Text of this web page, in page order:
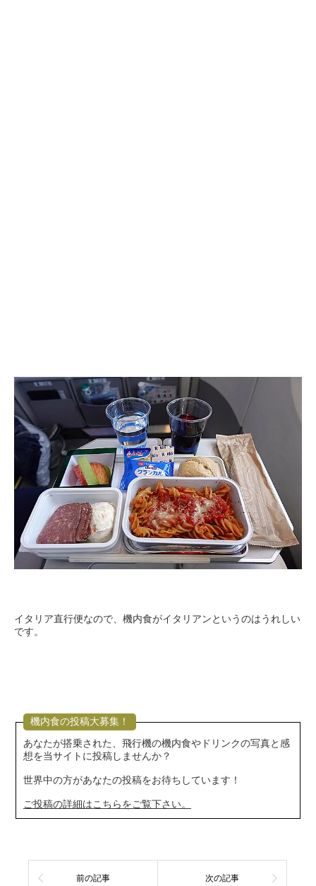
イタリア直行便なので、機内食がイタリアンというのはうれしい
です。
機内食の投稿大募集！
あなたが搭乗された、飛行機の機内食やドリンクの写真と感
想を当サイトに投稿しませんか？
世界中の方があなたの投稿をお待ちしています！
ご投稿の詳細はこちらをご覧下さい。
前の記事 次の記事